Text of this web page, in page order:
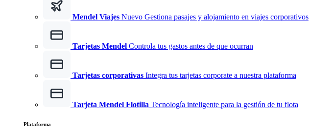
Mendel Viajes Nuevo Gestiona pasajes y alojamiento en viajes corporativos
Tarjetas Mendel Controla tus gastos antes de que ocurran
Tarjetas corporativas Integra tus tarjetas corporate a nuestra plataforma
Tarjeta Mendel Flotilla Tecnología inteligente para la gestión de tu flota
Plataforma